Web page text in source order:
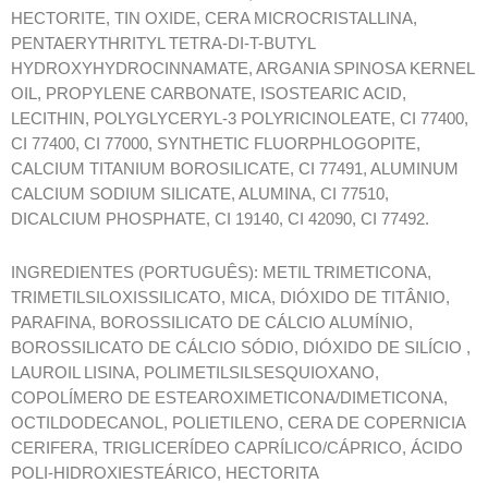
HECTORITE, TIN OXIDE, CERA MICROCRISTALLINA,
PENTAERYTHRITYL TETRA-DI-T-BUTYL
HYDROXYHYDROCINNAMATE, ARGANIA SPINOSA KERNEL
OIL, PROPYLENE CARBONATE, ISOSTEARIC ACID,
LECITHIN, POLYGLYCERYL-3 POLYRICINOLEATE, CI 77400,
CI 77400, CI 77000, SYNTHETIC FLUORPHLOGOPITE,
CALCIUM TITANIUM BOROSILICATE, CI 77491, ALUMINUM
CALCIUM SODIUM SILICATE, ALUMINA, CI 77510,
DICALCIUM PHOSPHATE, CI 19140, CI 42090, CI 77492.
INGREDIENTES (PORTUGUÊS): METIL TRIMETICONA,
TRIMETILSILOXISSILICATO, MICA, DIÓXIDO DE TITÂNIO,
PARAFINA, BOROSSILICATO DE CÁLCIO ALUMÍNIO,
BOROSSILICATO DE CÁLCIO SÓDIO, DIÓXIDO DE SILÍCIO ,
LAUROIL LISINA, POLIMETILSILSESQUIOXANO,
COPOLÍMERO DE ESTEAROXIMETICONA/DIMETICONA,
OCTILDODECANOL, POLIETILENO, CERA DE COPERNICIA
CERIFERA, TRIGLICERÍDEO CAPRÍLICO/CÁPRICO, ÁCIDO
POLI-HIDROXIESTEÁRICO, HECTORITA